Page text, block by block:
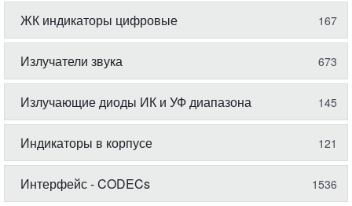
ЖК индикаторы цифровые 167
Излучатели звука 673
Излучающие диоды ИК и УФ диапазона 145
Индикаторы в корпусе 121
Интерфейс - CODECs 1536